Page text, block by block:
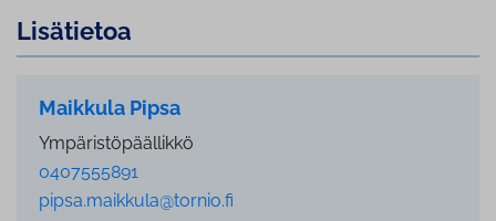
Lisätietoa
Maikkula Pipsa
Ympäristöpäällikkö
0407555891
pipsa.maikkula@tornio.fi